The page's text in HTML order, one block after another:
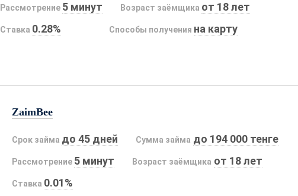
Рассмотрение 5 минут Возраст заёмщика от 18 лет
Ставка 0.28% Способы получения на карту
ZaimBee
Срок займа до 45 дней Сумма займа до 194 000 тенге
Рассмотрение 5 минут Возраст заёмщика от 18 лет
Ставка 0.01%